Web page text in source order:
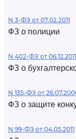
N 3-ФЗ от 07.02.2011
ФЗ о полиции
N 402-ФЗ от 06.12.2011
ФЗ о
N 135-ФЗ от
ФЗ о защите
N 99-ФЗ от 04.05.2011